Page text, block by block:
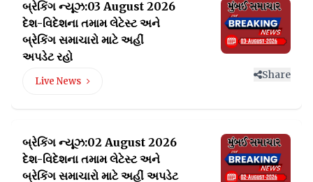
બ્રેકિંગ ન્યૂઝ:03 August 2026
દેશ-વિદેશના તમામ લેટેસ્ટઅને
બ્રેકિંગ સમાચારો માટે અહીં
અપડેટ રહો
Live News
Share
બ્રેકિંગ ન્યૂઝ:02 August 2026
દેશ-વિદેશના તમામ લેટેસ્ટઅને
બ્રેકિંગ સમાચારો માટે અહીં અપડેટ